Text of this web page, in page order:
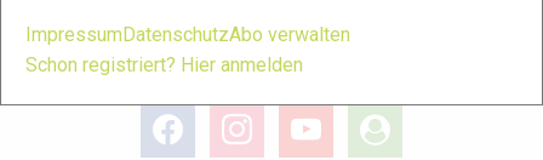
xc-run.de in den sozialen Netzwerken
facebook instagram youtube
user-
circle
ImpressumDatenschutzAbo verwalten
Schon registriert? Hier anmelden